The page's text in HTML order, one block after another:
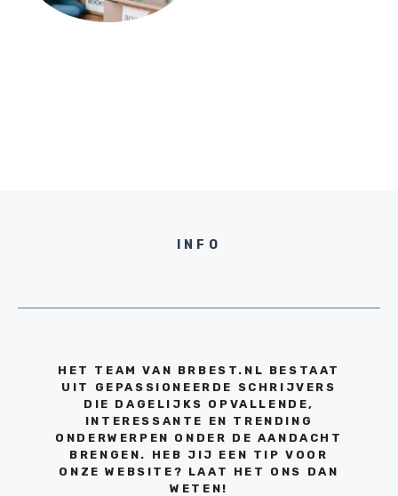
INFO
HET TEAM VAN BRBEST.NL BESTAAT
UIT GEPASSIONEERDE SCHRIJVERS
DIE DAGELIJKS OPVALLENDE,
INTERESSANTE EN TRENDING
ONDERWERPEN ONDER DE AANDACHT
BRENGEN. HEB JIJ EEN TIP VOOR
ONZE WEBSITE? LAAT HET ONS DAN
WETEN!